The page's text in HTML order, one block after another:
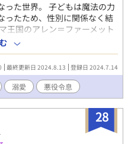
った世界。 子どもは魔法の力
ったため、性別に関係なく結
王国のアレン＝ファーメット
瞳、真っ白な肌を持つ。 神
た彼は公爵家の長男でありな
しまった。どこに行くにも欠
爛れてしまいかねない皮膚。
彼一人が色が違う。 それは
、成長した教養のない王子
らしき男爵令嬢に現を抜かし
まう。 だが、王子は知らな
とを。 従者を一人連れてスラ
ダリな従者に溺愛されなが
最終更新日 2024.8.13 登録日 2024.7.14
溺愛 悪役令息
28